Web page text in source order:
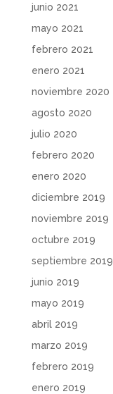
junio 2021
mayo 2021
febrero 2021
enero 2021
noviembre 2020
agosto 2020
julio 2020
febrero 2020
enero 2020
diciembre 2019
noviembre 2019
octubre 2019
septiembre 2019
junio 2019
mayo 2019
abril 2019
marzo 2019
febrero 2019
enero 2019